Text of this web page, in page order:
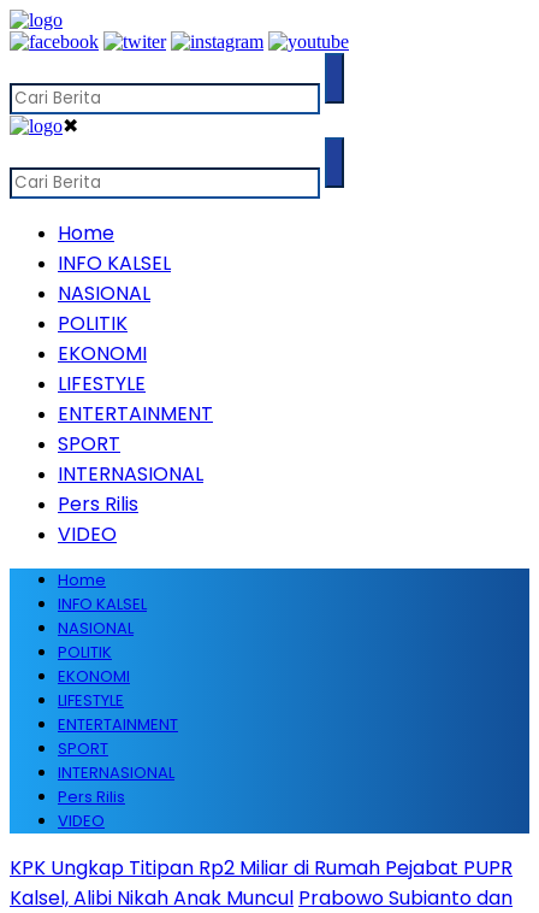
✖
Home
INFO KALSEL
NASIONAL
POLITIK
EKONOMI
LIFESTYLE
ENTERTAINMENT
SPORT
INTERNASIONAL
Pers Rilis
VIDEO
Home
INFO KALSEL
NASIONAL
POLITIK
EKONOMI
LIFESTYLE
ENTERTAINMENT
SPORT
INTERNASIONAL
Pers Rilis
VIDEO
KPK Ungkap Titipan Rp2 Miliar di Rumah Pejabat PUPR
Kalsel, Alibi Nikah Anak Muncul Prabowo Subianto dan